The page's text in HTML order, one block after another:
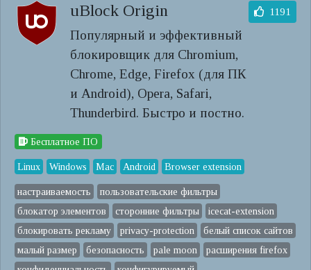
uBlock Origin
Популярный и эффективный
блокировщик для Chromium,
Chrome, Edge, Firefox (для ПК
и Android), Opera, Safari,
Thunderbird. Быстро и постно.
1191
Бесплатное ПО
Linux Windows Mac Android Browser extension
настраиваемость
пользовательские фильтры
блокатор элементов
сторонние фильтры
icecat-extension
блокировать рекламу
privacy-protection
белый список сайтов
малый размер
безопасность pale moon
расширения firefox